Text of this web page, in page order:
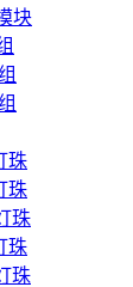
块
珠
珠
珠
珠
珠